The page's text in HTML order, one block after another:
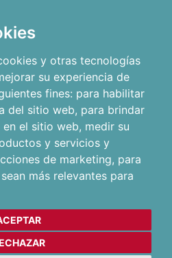
y otras tecnologías
su experiencia de
fines: para habilitar
del sitio web, para brindar
en el sitio web, medir su
y servicios y
de marketing, para
más relevantes para